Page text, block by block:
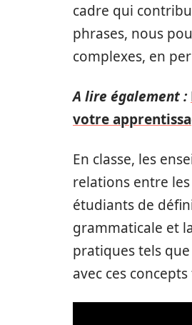
cadre qui
phrases, nous
complexes, en
A lire également :
votre
En classe, les
relations entre
étudiants de
grammaticale et
pratiques tels
avec ces